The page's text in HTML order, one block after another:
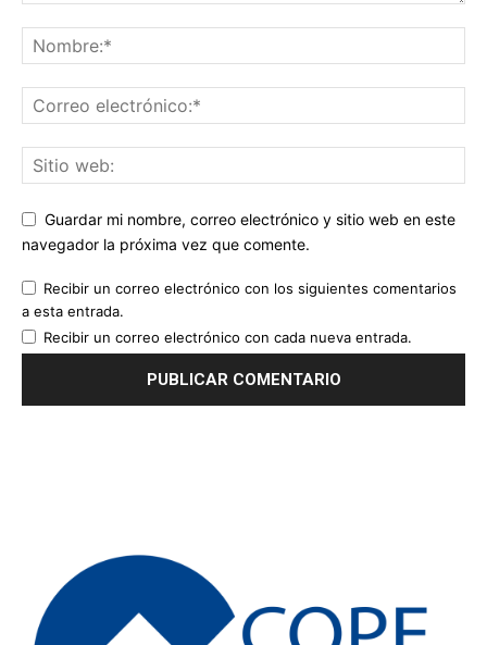
Guardar mi nombre, correo electrónico y sitio web en este
navegador la próxima vez que comente.
Recibir un correo electrónico con los siguientes comentarios
a esta entrada.
Recibir un correo electrónico con cada nueva entrada.